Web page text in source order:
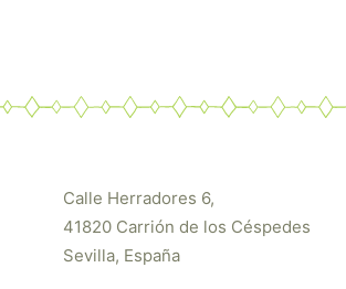
Calle Herradores 6,
41820 Carrión de los Céspedes
Sevilla, España